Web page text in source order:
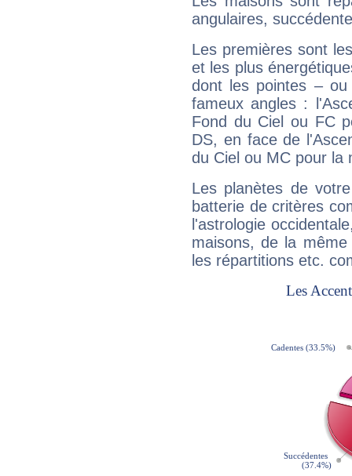
angulaires,
Les premières sont
et les plus
dont les pointes –
fameux angles :
Fond du Ciel ou FC
DS, en face de
du Ciel ou MC pour la
Les planètes de
batterie de critères
l'astrologie
maisons, de la
les répartitions etc.